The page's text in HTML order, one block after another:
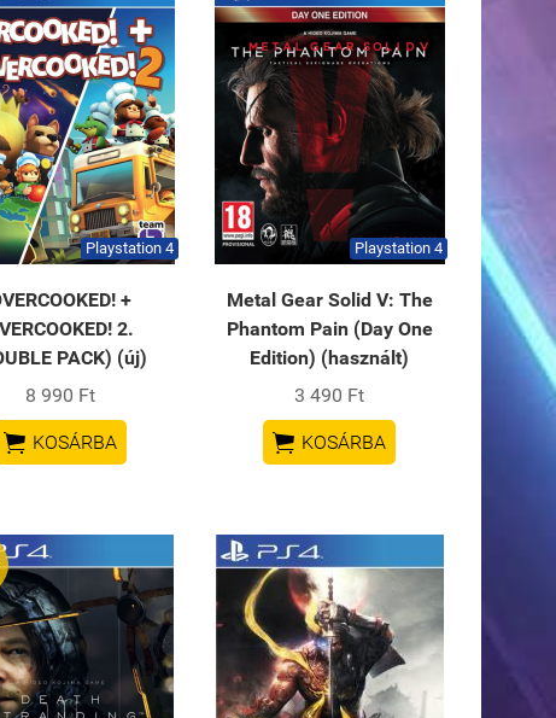
Playstation 4
+
2.
PACK) (új)
8 990 Ft
 KOSÁRBA
Playstation 4
Metal Gear Solid V: The
Phantom Pain (Day One
Edition) (használt)
3 490 Ft
 KOSÁRBA